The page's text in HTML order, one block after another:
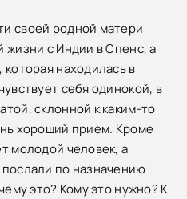
своей родной матери
жизни с Индии в Спенс, а
находилась в
себя одинокой, в
склонной к каким-то
хороший прием. Кроме
молодой человек, а
по назначению
это? Кому это нужно? К